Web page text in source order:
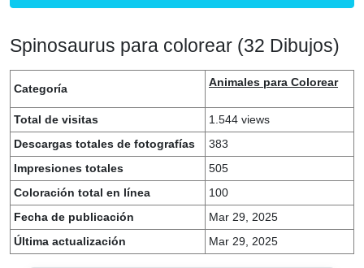
Spinosaurus para colorear (32 Dibujos)
Categoría Animales para Colorear
Total de visitas
1.544 views
Descargas totales de fotografías
383
Impresiones totales
505
Coloración total en línea
100
Fecha de publicación
Mar 29, 2025
Última actualización
Mar 29, 2025